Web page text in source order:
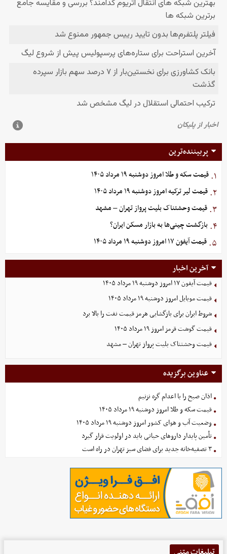
پربیننده‌ترین
۱. قیمت سکه و طلا امروز دوشنبه ۱۹ مرداد ۱۴۰۵
۲. قیمت لیر ترکیه امروز دوشنبه ۱۹ مرداد ۱۴۰۵
۳. قیمت وحشتناک بلیت پرواز تهران – مشهد
۴. بازگشت چینی‌ها به بازار مسکن ایران؟
۵. قیمت آیفون ۱۷ امروز دوشنبه ۱۹ مرداد ۱۴۰۵
آخرین اخبار
قیمت آیفون ۱۷ امروز دوشنبه ۱۹ مرداد ۱۴۰۵
قیمت موبایل‌ امروز دوشنبه ۱۹ مرداد ۱۴۰۵
شروط ایران برای بازگشایی هرمز قیمت نفت را بالا برد
قیمت گوشت قرمز امروز ۱۹ مرداد ۱۴۰۵
قیمت وحشتناک بلیت پرواز تهران – مشهد
عناوین برگزیده
اذان صبح را با اعدام گره نزنیم
قیمت سکه و طلا امروز دوشنبه ۱۹ مرداد ۱۴۰۵
وضعیت آب و هوای کشور امروز دوشنبه ۱۹ مرداد ۱۴۰۵
تأمین پایدار داروهای حیاتی باید در اولویت قرار گیرد
۳ تصفیه‌خانه جدید برای فضای سبز تهران در راه است